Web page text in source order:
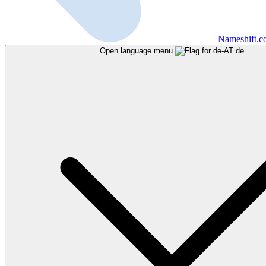
Open language menu de